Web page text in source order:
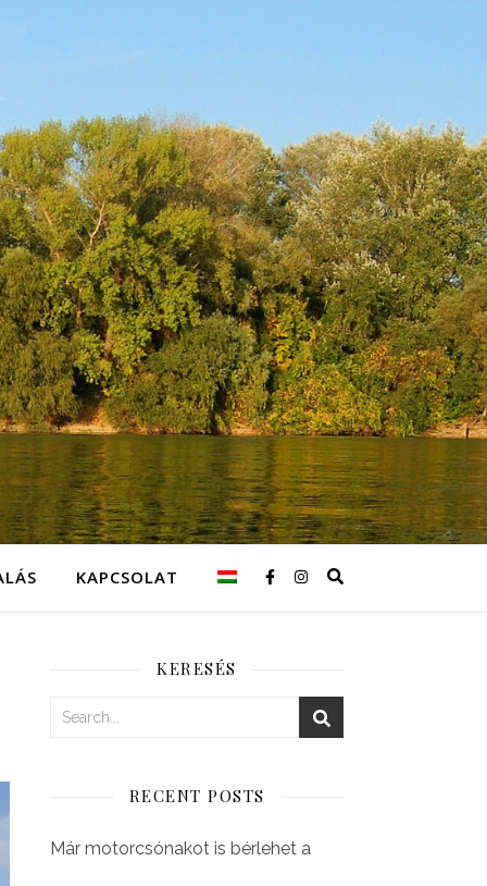
KAPCSOLAT
KERESÉS
RECENT POSTS
Már motorcsónakot is bérlehet a